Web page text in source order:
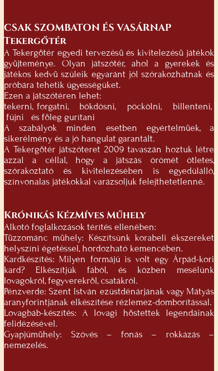
CSAK SZOMBATON ÉS VASÁRNAP
Tekergőtér
A Tekergőtér egyedi tervezésű és kivitelezésű játékok
gyűjteménye. Olyan játszótér, ahol a gyerekek és
játékos kedvű szüleik egyaránt jól szórakozhatnak és
próbára tehetik ügyességüket.
Ezen a játszótéren lehet:
tekerni, forgatni, bökdösni, pöckölni, billenteni,
fújni és főleg gurítani
A szabályok minden esetben egyértelműek, a
sikerélmény és a jó hangulat garantált.
A Tekergőtér játszóteret 2009 tavaszán hoztuk létre
azzal a céllal, hogy a játszás örömét ötletes,
szórakoztató és kivitelezésében is egyedülálló,
színvonalas játékokkal varázsoljuk felejthetetlenné.
Krónikás KézMíves Műhely
Alkotó foglalkozások térítés ellenében:
Tűzzománc műhely: Készítsünk korabeli ékszereket
helyszíni égetéssel, hordozható kemencében.
Kardkészítés: Milyen formájú is volt egy Árpád-kori
kard? Elkészítjük fából, és közben mesélünk
lovagokról, fegyverekről, csatákról.
Pénzverde: Szent István ezüstdénárjának vagy Mátyás
aranyforintjának elkészítése rézlemez-domborítással.
Lovagbáb-készítés: A lovagi hőstettek legendáinak
felidézésével.
Gyapjúműhely: Szövés – fonás – rokkázás –
nemezelés.